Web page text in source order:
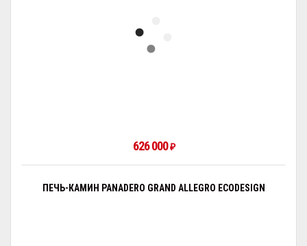
626 000₽
ПЕЧЬ-КАМИН PANADERO GRAND ALLEGRO ECODESIGN